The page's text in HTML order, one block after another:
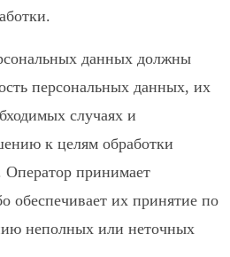
данных должны
персональных данных, их
случаях и
к целям обработки
принимает
обеспечивает их принятие по
неполных или неточных